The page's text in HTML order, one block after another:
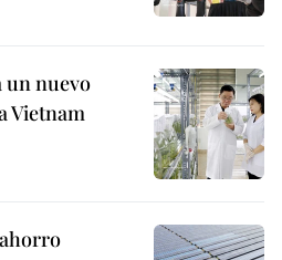
un nuevo
Vietnam